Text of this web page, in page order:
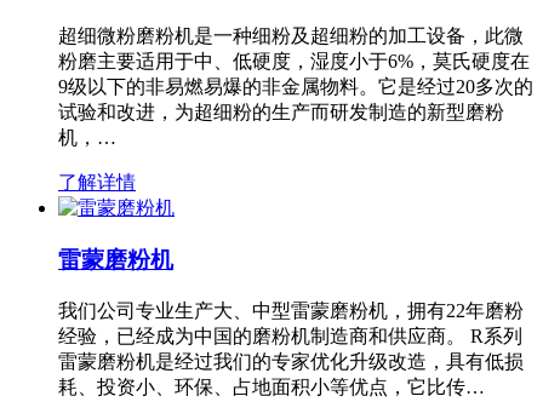
超细微粉磨粉机是一种细粉及超细粉的加工设备，此微
粉磨主要适用于中、低硬度，湿度小于6%，莫氏硬度在
9级以下的非易燃易爆的非金属物料。它是经过20多次的
试验和改进，为超细粉的生产而研发制造的新型磨粉
机，…
了解详情
雷蒙磨粉机
我们公司专业生产大、中型雷蒙磨粉机，拥有22年磨粉
经验，已经成为中国的磨粉机制造商和供应商。 R系列
雷蒙磨粉机是经过我们的专家优化升级改造，具有低损
耗、投资小、环保、占地面积小等优点，它比传…